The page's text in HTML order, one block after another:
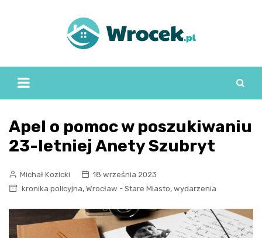
Apel o pomoc w poszukiwaniu
23-letniej Anety Szubryt
Michał Kozicki
18 września 2023
kronika policyjna, Wrocław - Stare Miasto, wydarzenia